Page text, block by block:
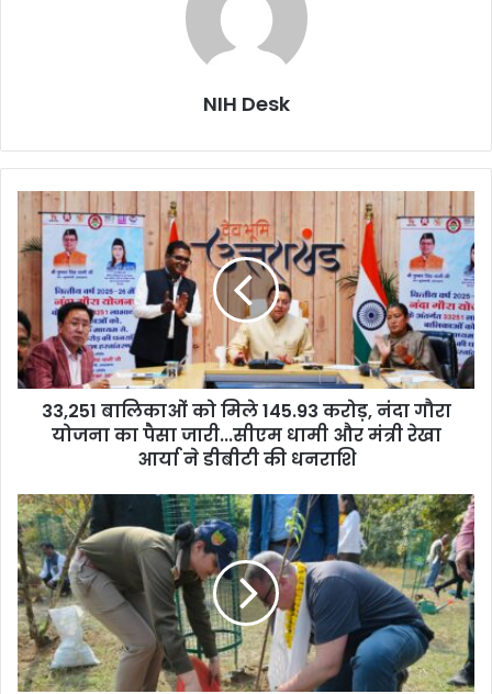
NIH Desk
33,251
बालिकाओं
को
मिले
145.93
करोड़,
नंदा
गौरा
योजना
और
मंत्री
रेखा
आर्या
ने
डीबीटी
की
धनराशि
33,251 बालिकाओं को मिले 145.93 करोड़, नंदा गौरा
योजना का पैसा जारी...सीएम धामी और मंत्री रेखा
आर्या ने डीबीटी की धनराशि
जल
संरक्षण
मॉडल
देखने
पुरोहितवाला
पहुंचा
आईयूसीएन
का
अंतराष्ट्रीय